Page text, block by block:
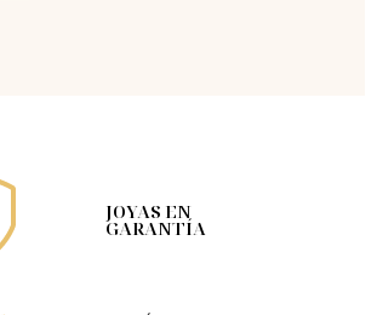
JOYAS EN
GARANTÍA